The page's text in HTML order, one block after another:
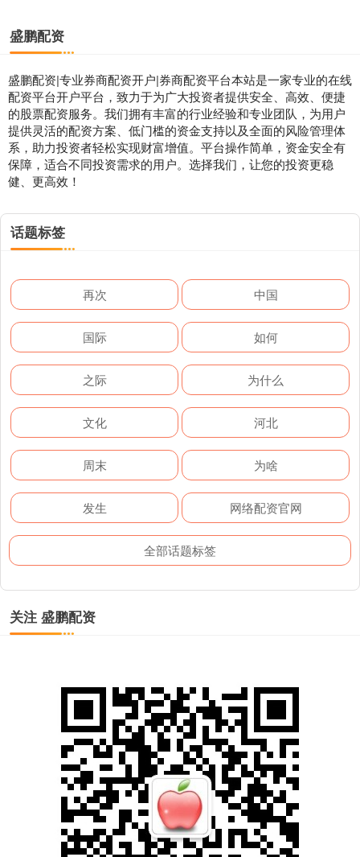
盛鹏配资
盛鹏配资|专业券商配资开户|券商配资平台本站是一家专业的在线
配资平台开户平台，致力于为广大投资者提供安全、高效、便捷
的股票配资服务。我们拥有丰富的行业经验和专业团队，为用户
提供灵活的配资方案、低门槛的资金支持以及全面的风险管理体
系，助力投资者轻松实现财富增值。平台操作简单，资金安全有
保障，适合不同投资需求的用户。选择我们，让您的投资更稳
健、更高效！
话题标签
再次 中国
国际 如何
之际 为什么
文化 河北
周末 为啥
发生 网络配资官网
全部话题标签
关注 盛鹏配资